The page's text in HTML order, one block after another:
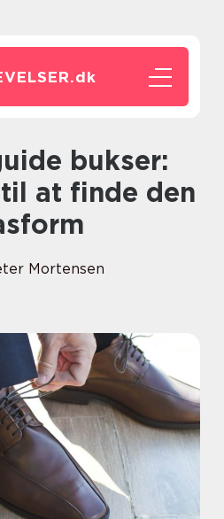
dk
at finde den
Mortensen